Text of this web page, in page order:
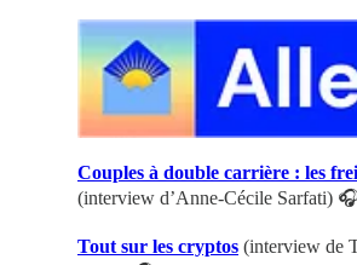
Couples à double carrière : les
(interview d’Anne-Cécile Sarfati) 🎧
Tout sur les cryptos (interview de